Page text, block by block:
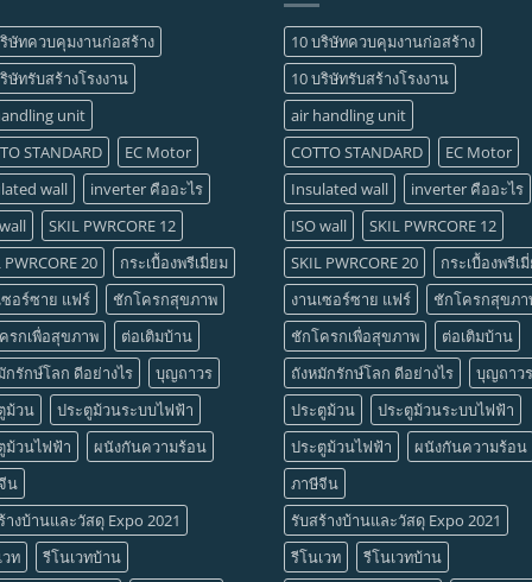
ษัทควบคุมงานก่อสร้าง
ษัทรับสร้างโรงงาน
unit
STANDARD
EC Motor
wall
inverter คืออะไร
SKIL PWRCORE 12
PWRCORE 20
กระเบื้องพรีเมี่ยม
ซอร์ซาย แฟร์
ชักโครกสุขภาพ
รกเพื่อสุขภาพ
ต่อเติมบ้าน
กรักษ์โลก ดีอย่างไร
บุญถาวร
ม้วน
ประตูม้วนระบบไฟฟ้า
ม้วนไฟฟ้า
ผนังกันความร้อน
น
างบ้านและวัสดุ Expo 2021
วท
รีโนเวทบ้าน
10 บริษัทควบคุมงานก่อสร้าง
10 บริษัทรับสร้างโรงงาน
air handling unit
COTTO STANDARD
EC Motor
Insulated wall
inverter คืออะไร
ISO wall
SKIL PWRCORE 12
SKIL PWRCORE 20
กระเบื้องพรีเ
งานเซอร์ซาย แฟร์
ชักโครกสุขภา
ชักโครกเพื่อสุขภาพ
ต่อเติมบ้าน
ถังหมักรักษ์โลก ดีอย่างไร
บุญถาวร
ประตูม้วน
ประตูม้วนระบบไฟฟ้า
ประตูม้วนไฟฟ้า
ผนังกันความร้อน
ภาษีจีน
รับสร้างบ้านและวัสดุ Expo 2021
รีโนเวท
รีโนเวทบ้าน